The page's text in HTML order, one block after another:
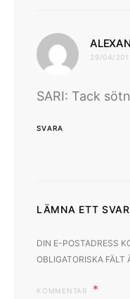
29/04/
SARI: Tack
SVARA
LÄMNA ETT SVAR
DIN E-POSTADRESS
OBLIGATORISKA FÄLT
KOMMENTAR